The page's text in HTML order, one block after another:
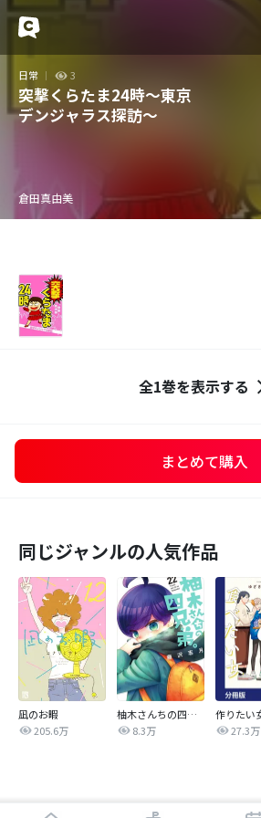
日常 3
突撃くらたま24時～東京
デンジャラス探訪～
倉田真由美
全1巻を表示する
まとめて購入
同じジャンルの人気作品
凪のお暇
205.6万
柚木さんちの四兄弟。
8.3万
27.3万